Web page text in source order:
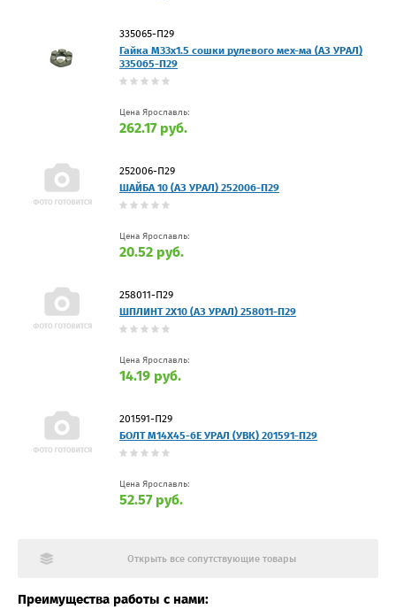
335065-П29
Гайка М33х1.5 сошки рулевого мех-ма (АЗ УРАЛ)
335065-П29
Цена Ярославль:
262.17 руб.
252006-П29
ШАЙБА 10 (АЗ УРАЛ) 252006-П29
Цена Ярославль:
20.52 руб.
258011-П29
ШПЛИНТ 2Х10 (АЗ УРАЛ) 258011-П29
Цена Ярославль:
14.19 руб.
201591-П29
БОЛТ М14Х45-6Е УРАЛ (УВК) 201591-П29
Цена Ярославль:
52.57 руб.
Открыть все сопутствующие товары
Преимущества работы с нами: